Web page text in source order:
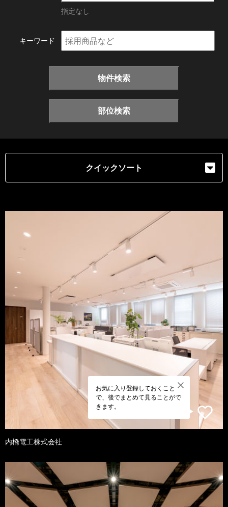
指定なし
キーワード
物件検索
部位検索
クイックソート
お気に入り登録しておくこと
で、後でまとめて見ることがで
きます。
内橋電工株式会社